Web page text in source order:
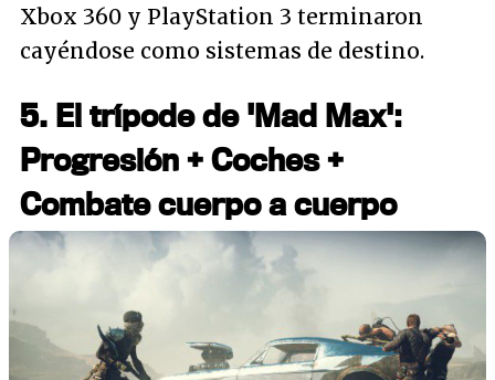
Xbox 360 y PlayStation 3 terminaron
cayéndose como sistemas de destino.
5. El trípode de 'Mad Max':
Progresión + Coches +
Combate cuerpo a cuerpo